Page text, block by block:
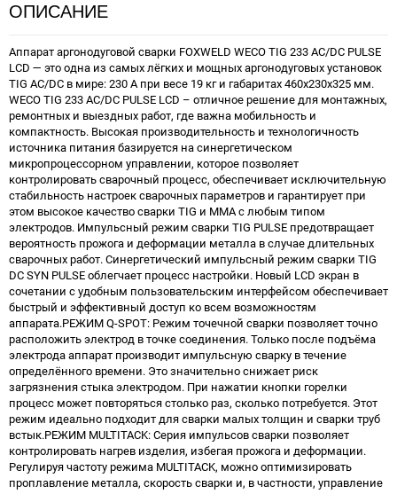
ОПИСАНИЕ
Аппарат аргонодуговой сварки FOXWELD WECO TIG 233 AC/DC PULSE LCD — это одна из самых лёгких и мощных аргонодуговых установок TIG AC/DC в мире: 230 А при весе 19 кг и габаритах 460х230х325 мм. WECO TIG 233 AC/DC PULSE LCD – отличное решение для монтажных, ремонтных и выездных работ, где важна мобильность и компактность. Высокая производительность и технологичность источника питания базируется на синергетическом микропроцессорном управлении, которое позволяет контролировать сварочный процесс, обеспечивает исключительную стабильность настроек сварочных параметров и гарантирует при этом высокое качество сварки TIG и MMA с любым типом электродов. Импульсный режим сварки TIG PULSE предотвращает вероятность прожога и деформации металла в случае длительных сварочных работ. Синергетический импульсный режим сварки TIG DC SYN PULSE облегчает процесс настройки. Новый LCD экран в сочетании с удобным пользовательским интерфейсом обеспечивает быстрый и эффективный доступ ко всем возможностям аппарата.РЕЖИМ Q-SPOT: Режим точечной сварки позволяет точно расположить электрод в точке соединения. Только после подъёма электрода аппарат производит импульсную сварку в течение определённого времени. Это значительно снижает риск загрязнения стыка электродом. При нажатии кнопки горелки процесс может повторяться столько раз, сколько потребуется. Этот режим идеально подходит для сварки малых толщин и сварки труб встык.РЕЖИМ MULTITACK: Серия импульсов сварки позволяет контролировать нагрев изделия, избегая прожога и деформации. Регулируя частоту режима MULTITACK, можно оптимизировать проплавление металла, скорость сварки и, в частности, управление тепловложением, а также уменьшить любую последующую деформацию детали. Режим MULTITACK отлично подходит для сварки угловых соединений. Сварной шов не подвержен окислению, что позволяет избегать обработки после сварки.ФУНКЦИЯ EXTRA FUSION: Функция увеличивает фокус дуги для сварки материалов больших толщин. Позволяет двигаться в сторону отрицательной полуволны по отношению к нулю. Таким образом можно получить большую глубину проплавления при неизмененном среднем токе.ФУНКЦИЯ Q-START: При работе этой функции быстрее появляется сварочная ванна, чем при обычном режиме сварки за счёт подачи тока высокой частоты. Поскольку он способствует смешиванию двух кромок резкими колебаниями тока для ускорения соединения. Эта функция полезна при точечной сварке тонкого листового металла, а также для прихваток в разных пространственных положениях.РЕЖИМ MIX AC/DC: Этот режим позволяет варьировать сварочный ток, чередуя сварку TIG AC со сваркой TIG DC. Это позволяет сочетать эффективность очищения поверхности детали сварки TIG AC с глубоким проплавлением сварки TIG DC. Благодаря своим свойствам этот режим подходит для сварки деталей с тугоплавкой поверхностной пленкой (алюминиевых сплавов).ПРЕИМУЩЕСТВА:Импульсный режим сварки TIG PULSE предотвращает вероятность прожога и деформации металла в случае длительных сварочных работСинергетический импульсный режим сварки TIG DC SYN PULSE облегчает процесс настройкиРежим Q-SPOT позволяет осуществить сварку точками и предназначен для более тонких толщин и сварки труб встыкСмешанный ток MIX AC/DC увеличивает глубину проплавления изделий из алюминиевых сплавовФункция Q-START (TIG DC) облегчает соединение деталей на начальном этапе процесса сваркиФункция MULTITACK (TIG DC) позволяет снизить тепловложение при сварке, тем самым минимизировать деформацию деталейФункция EXTRA FUSION (TIG AC) увеличивает фокус дуги для сварки материалов больших толщинФункция DYNAMIC ARC (TIG DC) позволяет поддерживать неизменным сварочный ток при изменении длины дугиСистема охлаждения аппарата включается только во время сварки, в конце процесса остается включенной в течение фиксированного периода времени в соответствии с условиями сварки5 функций в режиме MMA: Hot Start (горячий старт), Arc Force (форсаж дуги), Antisticking (антизалипание), DYNAMIC ARC, VRDРасширенная синергетика для режимов TIG и MMAРежим импульсной сварки с частотой 2,5 кГцРежим работы горелки: 2T, 4T, S4T2-х уровневая панель управленияПошаговая настройка параметров сварочного циклаВыбор форм полуволн переменного тока: прямоугольная, синусоидальная, треугольная, смешаннаяДинамическое газовое и водяное охлаждение обеспечивает оптимальный контроль температуры и энергоэффективностьУдобная настройка режимов сварки с помощью информативной панели управления и LCD–экранаПерсонализированные настройки сварки или программ могут быть сохранены в ячейках памяти и впоследствии загружены. Можно сохранить до 50-ти программС помощью USB-накопителя сохраненные программы можно выгружать и загружать в другой аппаратСчётчик часов контролирует количество часов работы аппарата, включения в сеть, общее время сварки и время сварки в сменуПорошковая окраска корпуса и класс защиты IP 23S позволяют использовать аппарат в тяжелых производственных условияхНизкое общее потребление энергии, стабильная дуга благодаря новой инверторной технологии WECO InverterСниженный вес для облегчения транспортировки и перемещения аппаратаПолный комплекс датчиков и устройств, позволяющих обеспечивать максимальную защиту как самого аппарата, так и сварщикаФункция VRD автоматически снижает напряжение сварочного аппарата в режиме ожидания, повышая безопасность и исключая риск поражения сварщика электрическим токомТехнология PFC уменьшает электромагнитные излучения входного тока на 20% и повышает эффективность источника питанияРасширенная гарантия 5 летФУНКЦИОНАЛЬНЫЕ ОСОБЕННОСТИ:ФУНКЦИИ АРГОНОДУГОВОЙ СВАРКИ НА ПОСТОЯННОМ ТОКЕ TIG DC: MIX AC/DCЭтот режим позволяет варьировать сварочный ток, чередуя сварку TIG АС со сваркой TIG DC. Это позволяет сочетать эффективность очищения поверхности детали сварки TIG АС с глубоким проплавлением сварки TIG DC. Благодаря своим свойствам этот режим подходит для сварки деталей с тугоплавкой поверхностной пленкой. Регулируемый параметр — это процент волны переменного тока (АС) по сравнению с волной постоянного тока (DC) в диапазоне от 10% до 80%. С низкими значениями 30-50%: большая глубина проплавления, большая скорость плавления, снижение плавления оксидной пленки. С высокими значениями 70-80%: дуга сохраняет те же характеристики, что и стандартный переменный ток (незначительно увеличивая прославление). Не рекомендуется устанавливать значение параметра меньше 50%. т.к. это может привести к окислению детали и неэстетическому виду сварного шва.EXTRA FUSIONЭта функция позволяет двигаться в сторону отрицательней полуволны по отношению к нулю. Таким образом, можно получить большую глубину проплавления при неизменном среднем токе. В результате большого значения: большая плотность дуги, большее проплавление металла, уменьшенное очищение от оксидной пленки, потеря мощности дуги, меньший нагрев электрода. Функция Extra Fusion не рекомендуется при сварке больших толщин, таr как компонент DC+ недостаточен для обеспечения оптимального очищения поверхности от оксидной пленки во время сварки.ЧАСТОТА ПЕРЕМЕННОГО ТОКА (АС)Частота в TIG АС — это числе инверсий от DC + к DC - как единица времени и скорректированная в Герцах (Гц). Уменьшение значения частоты инверсии электрической дуги имеет тенденцию к расширению ее размеров, поэтому целесообразно использовать низкие частоты для сварки относительно больших толщин или для заполнения проходов в многопроходных кромках. И наоборот, при увеличении значения частоты инверсии размер дуги имеет тенденцию к уменьшению и. следовательно, увеличивает лекальный нагрев. Поэтому целесообразно использовать высокие значения частоты для сварки очень тонкой толщины или для облицовки кромок пресс-форм. В результате большого значения: большая плотность дуги, уменьшение зоны термического влияния, более медленная скорость плавления.БАЛАНС ПЕРЕМЕННОГО ТОКА (АС)Этот параметр устанавливает соотношение положительной к отрицательней волне. В результате большого значения: эффективнее очищение от оксидной пленки, большая нагрузка на вольфрамовый электрод.Q-SPOT (РЕЖИМ ТОЧЕЧНОЙ СВАРКИ)Этот режим, присутствующий только в 2-тактном режиме, облегчает сварку течками. Он позволяет точно расположить электрод в точке соединения. Электрод удобно расположен в нужном месте. Только после подъема электрода аппарат производит импульсную сварку в течение оговоренного времени. Это значительно снижает риск загрязнения стыка электродом. При нажатии кнопки горелки процесс может повторяться столько раз. сколько потребуется, если активировать параметр ВРЕМЯ ПАУЗЫ. Этот режим идеально подходит для сварки более тонких толщин, и сварки труб встык.ФУНКЦИИ АРГОНОДУГОВОЙ СВАРКИ НА ПЕРЕМЕННОМ ТОКЕ TIG AC: MIX AC/DCЭтот режим позволяет варьировать сварочный ток, чередуя сварку TIG АС со сваркой TIG DC. Это позволяет сочетать эффективность очищения поверхности детали сварки TIG АС с глубоким проплавлением сварки TIG DC. Благодаря своим свойствам этот режим подходит для сварки деталей с тугоплавкой поверхностной пленкой. Регулируемый параметр — это процент волны переменного тока (АС) по сравнению с волной постоянного тока (DC) в диапазоне от 10% до 80%. С низкими значениями 30-50%: большая глубина проплавления, большая скорость плавления, снижение плавления оксидной пленки. С высокими значениями 70-80%: дуга сохраняет те же характеристики, что и стандартный переменный ток (незначительно увеличивая прославление). Не рекомендуется устанавливать значение параметра меньше 50%. т.к. это может привести к окислению детали и неэстетическому виду сварного шва.EXTRA FUSIONЭта функция позволяет двигаться в сторону отрицательней полуволны по отношению к нулю. Таким образом, можно получить большую глубину проплавления при неизменном среднем токе. В результате большого значения: большая плотность дуги, большее проплавление металла, уменьшенное очищение от оксидной пленки, потеря мощности дуги, меньший нагрев электрода. Функция Extra Fusion не рекомендуется при сварке больших толщин, таr как компонент DC+ недостаточен для обеспечения оптимального очищения поверхн